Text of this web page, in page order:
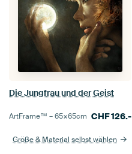
Die Jungfrau und der Geist
ArtFrame™ –65×65cm CHF126.-
Größe & Material selbst wählen